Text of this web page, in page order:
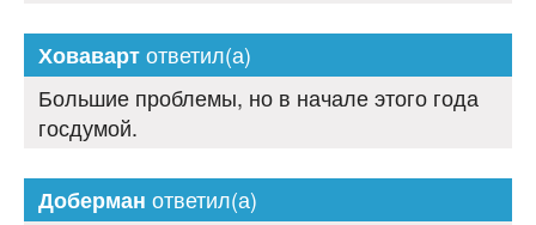
Ховавартответил(а)
Большие проблемы, но в начале этого года
госдумой.
Доберман ответил(а)